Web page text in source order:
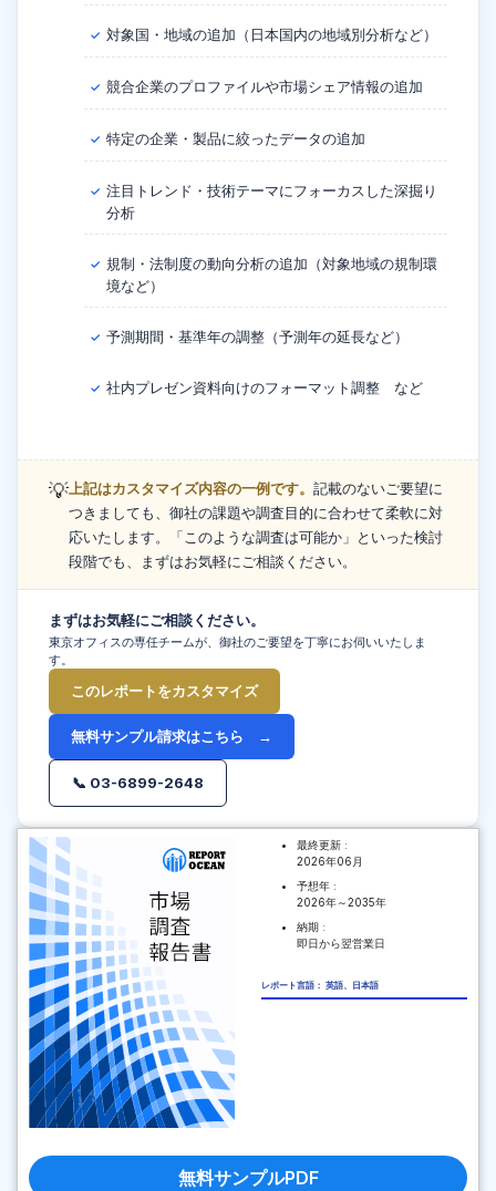
✓ 対象国・地域の追加（日本国内の地域別分析など）
✓ 競合企業のプロファイルや市場シェア情報の追加
✓ 特定の企業・製品に絞ったデータの追加
✓ 注目トレンド・技術テーマにフォーカスした深掘り
分析
✓ 規制・法制度の動向分析の追加（対象地域の規制環
境など）
✓ 予測期間・基準年の調整（予測年の延長など）
✓ 社内プレゼン資料向けのフォーマット調整 など
💡上記はカスタマイズ内容の一例です。 記載のないご要望に
つきましても、御社の課題や調査目的に合わせて柔軟に対
応いたします。「このような調査は可能か」といった検討
段階でも、まずはお気軽にご相談ください。
まずはお気軽にご相談ください。
東京オフィスの専任チームが、御社のご要望を丁寧にお伺いいたしま
す。
このレポートをカスタマイズ
無料サンプル請求はこちら →
📞 03-6899-2648
最終更新 :
2026年06月
予想年 :
2026年～2035年
納期 :
即日から翌営業日
レポート言語： 英語、日本語
無料サンプルPDF